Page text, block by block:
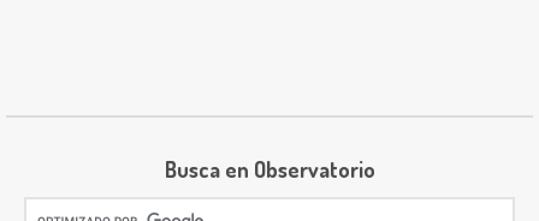
Busca en Observatorio